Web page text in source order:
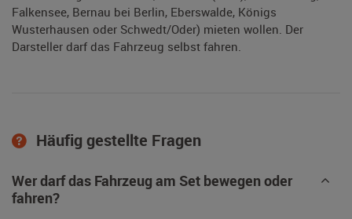
Falkensee, Bernau bei Berlin, Eberswalde, Königs
Wusterhausen oder Schwedt/Oder) mieten wollen. Der
Darsteller darf das Fahrzeug selbst fahren.
Häufig gestellte Fragen
Wer darf das Fahrzeug am Set bewegen oder
fahren?